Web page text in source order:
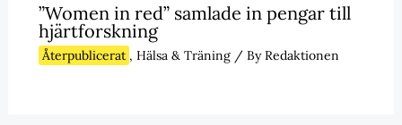
”Women in red” samlade in pengar till
hjärtforskning
Återpublicerat , Hälsa & Träning/ ByRedaktionen